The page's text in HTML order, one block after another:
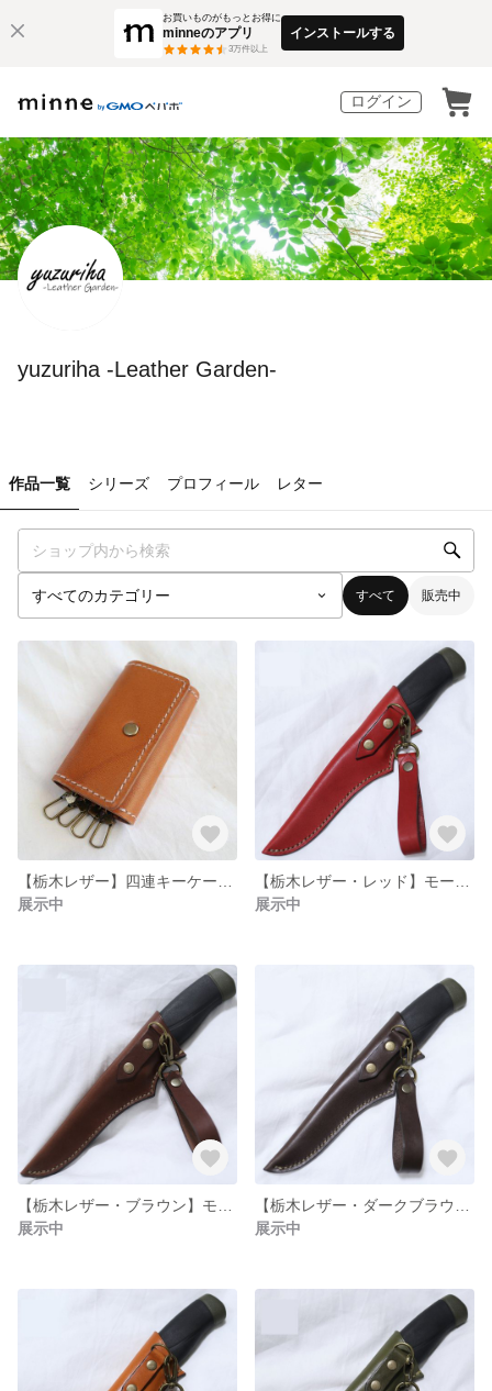
お買いものがもっとお得に
minneのアプリ
3万件以上
インストールする
ログイン
yuzuriha -Leather Garden-
作品一覧 シリーズ プロフィール レター
すべて 販売中
展示中
展示中
展示中
展示中